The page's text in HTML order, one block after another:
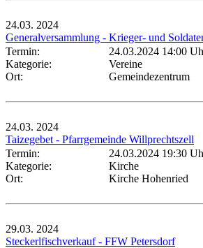
24.03. 2024
Generalversammlung - Krieger- und
Termin:
24.03.2024 14:00
Kategorie:
Vereine
Ort:
Gemeindezentrum
24.03. 2024
Taizegebet - Pfarrgemeinde Willprechtszell
Termin:
24.03.2024 19:30
Kategorie:
Kirche
Ort:
Kirche Hohenried
29.03. 2024
Steckerlfischverkauf - FFW Petersdorf